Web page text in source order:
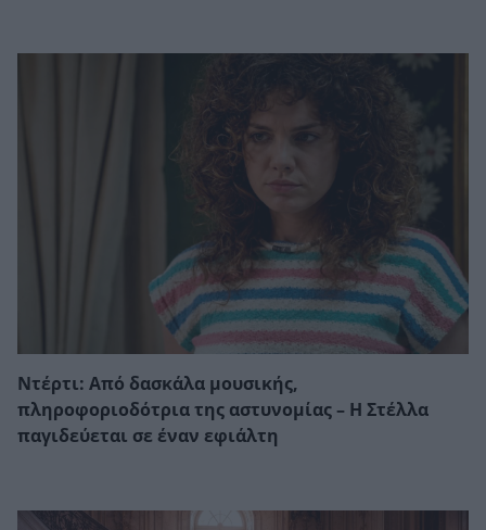
Ντέρτι: Από δασκάλα μουσικής,
πληροφοριοδότρια της αστυνομίας – Η Στέλλα
παγιδεύεται σε έναν εφιάλτη